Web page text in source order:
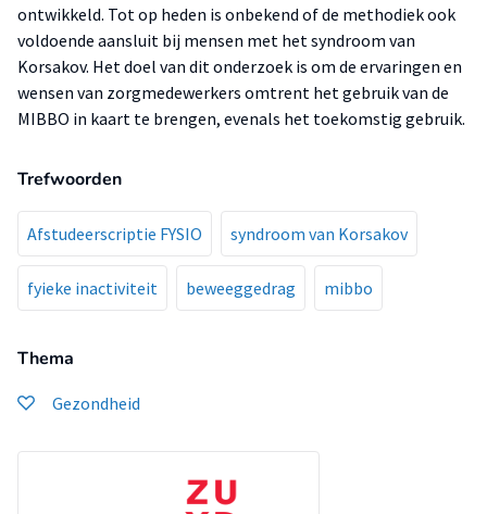
ontwikkeld. Tot op heden is onbekend of de methodiek ook
voldoende aansluit bij mensen met het syndroom van
Korsakov. Het doel van dit onderzoek is om de ervaringen en
wensen van zorgmedewerkers omtrent het gebruik van de
MIBBO in kaart te brengen, evenals het toekomstig gebruik.
Trefwoorden
Afstudeerscriptie FYSIO syndroom van Korsakov
fyieke inactiviteit beweeggedrag mibbo
Thema
Gezondheid